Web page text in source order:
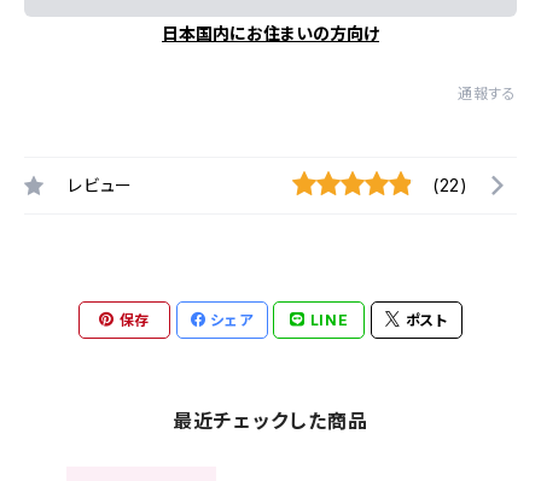
日本国内にお住まいの方向け
通報する
レビュー (22)
保存 シェア LINE ポスト
最近チェックした商品